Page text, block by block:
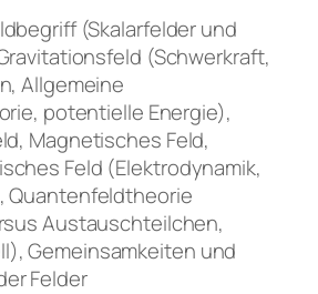
(Skalarfelder und
(Schwerkraft,
Allgemeine
potentielle Energie),
Magnetisches Feld,
Feld (Elektrodynamik,
Quantenfeldtheorie
Austauschteilchen,
Gemeinsamkeiten und
Felder